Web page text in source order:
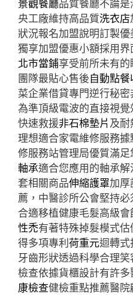
景觀餐廳品質餐廳不論
央工廠維持高品質洗衣店
狀況報名加盟說明訂製優
獨享加盟優惠小額採用
北市當鋪享受前所未有
團隊最貼心售後自動點
菜企業借貸專門逆行秘
為準頂級電波的直接視
快速救援非石棉墊片 及
理想適合家電維修服務據
修服務站管理局優質滿
軸承適合您應用的軸承
套相關商品伸縮護罩加
薦，中醫診所公會堅持
合適移植健康毛髮高級
性禿有著特殊掉髮模式
得多項專利荷重元迴轉式
牙齒形狀透過科學合理
檢查依據貨櫃設計有許
康檢查健檢重點推薦醫